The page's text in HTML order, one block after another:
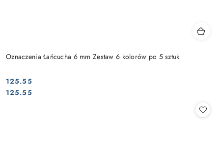
Oznaczenia Łańcucha 6 mm Zestaw 6 kolorów po 5 sztuk
Cena:
125.55
Cena:
125.55